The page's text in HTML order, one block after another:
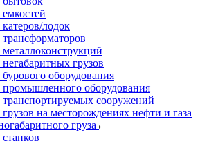
лодок
металлоконструкций
грузов
оборудования
промышленного оборудования
транспортируемых сооружений
на месторождениях нефти и газа
груза